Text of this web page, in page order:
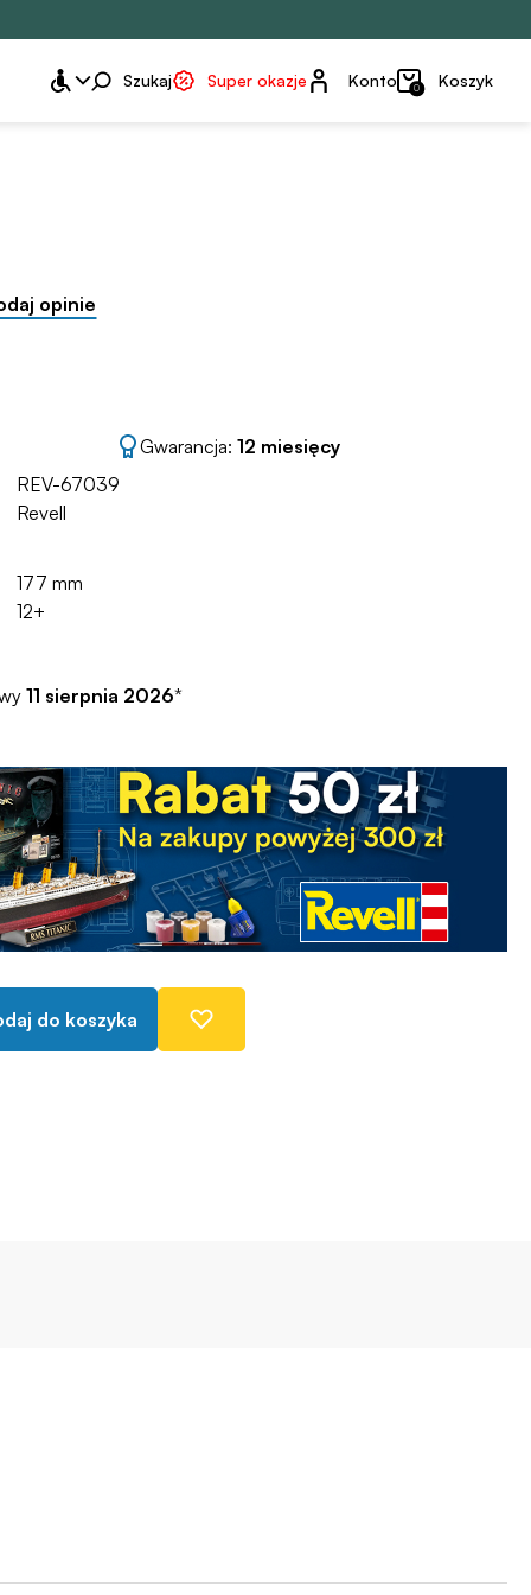
Szukaj Super okazje Konto
Konto 0 Koszyk
opinie
Gwarancja: 12 miesięcy
REV-67039
Revell
177 mm
12+
11 sierpnia 2026*
do koszyka